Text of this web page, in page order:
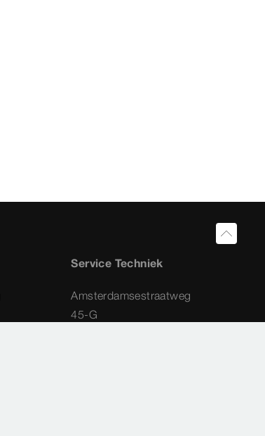
Service Techniek
Amsterdamsestraatweg
45-G